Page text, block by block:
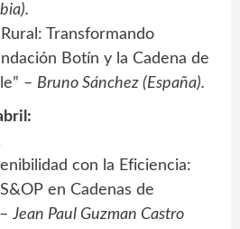
Transformando
Botín y la Cadena de
– Bruno Sánchez (España).
con la Eficiencia:
en Cadenas de
–Jean Paul Guzman Castro